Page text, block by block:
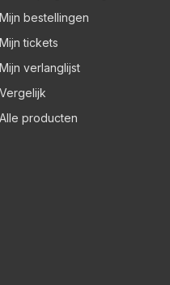
Mijn bestellingen
Mijn tickets
Mijn verlanglijst
Vergelijk
Alle producten